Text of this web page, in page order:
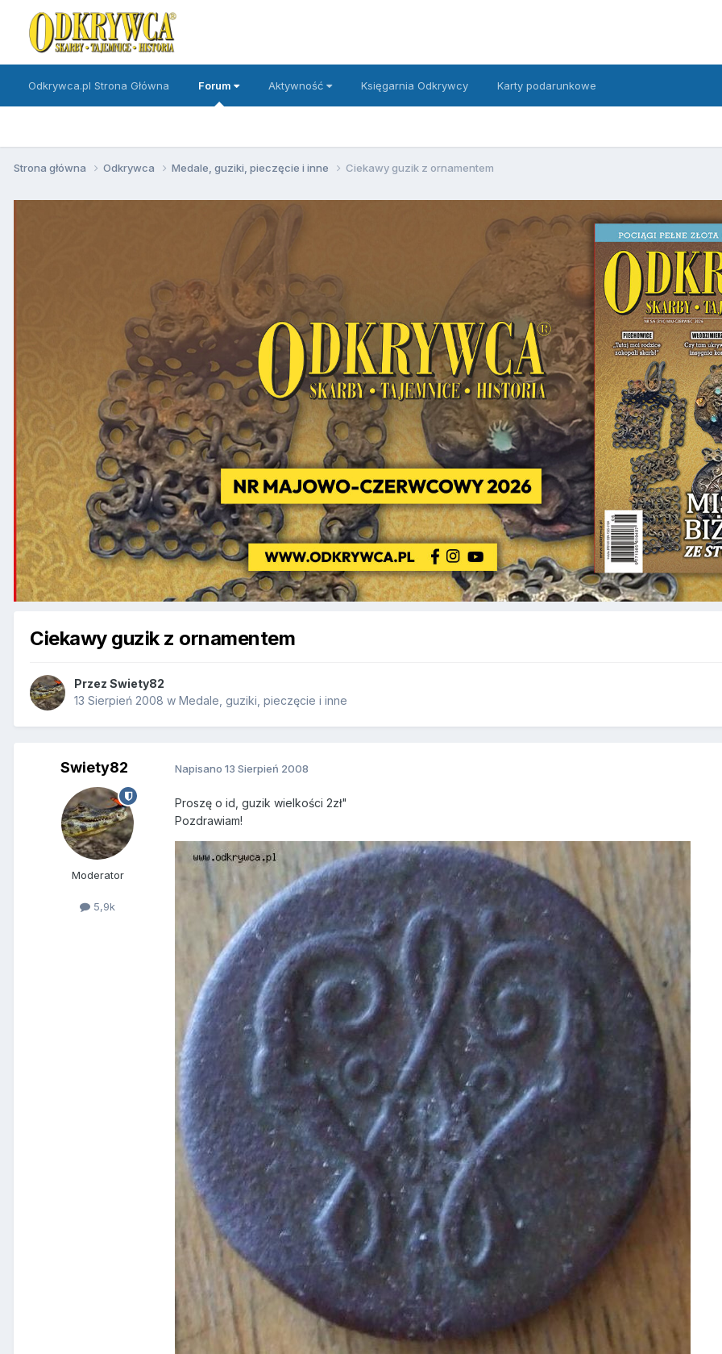
Odkrywca.pl Strona Główna Forum Aktywność Księgarnia Odkrywcy Karty podarunkowe
Strona główna Odkrywca Medale, guziki, pieczęcie i inne Ciekawy guzik z ornamentem
Ciekawy guzik z ornamentem
Przez Swiety82
13 Sierpień 2008 w Medale, guziki, pieczęcie i inne
Swiety82
Moderator
5,9k
Napisano 13 Sierpień 2008
Proszę o id, guzik wielkości 2zł"
Pozdrawiam!